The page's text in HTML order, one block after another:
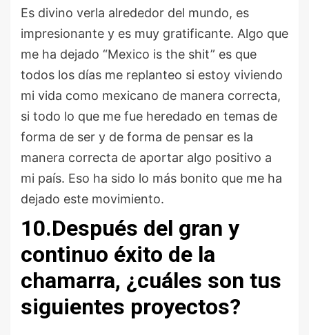
Es divino verla alrededor del mundo, es
impresionante y es muy gratificante. Algo que
me ha dejado “Mexico is the shit” es que
todos los días me replanteo si estoy viviendo
mi vida como mexicano de manera correcta,
si todo lo que me fue heredado en temas de
forma de ser y de forma de pensar es la
manera correcta de aportar algo positivo a
mi país. Eso ha sido lo más bonito que me ha
dejado este movimiento.
10.Después del gran y
continuo éxito de la
chamarra, ¿cuáles son tus
siguientes proyectos?